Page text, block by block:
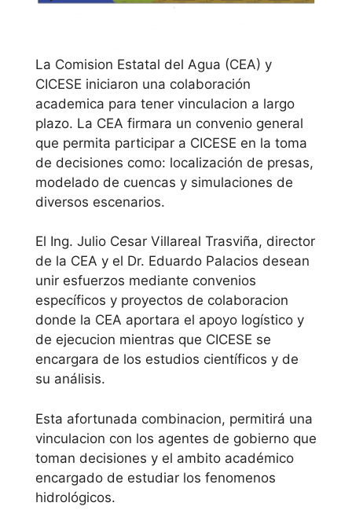
La Comision Estatal del Agua (CEA) y
CICESE iniciaron una colaboración
academica para tener vinculacion a largo
plazo. La CEA firmara un convenio general
que permita participar a CICESE en la toma
de decisiones como: localización de presas,
modelado de cuencas y simulaciones de
diversos escenarios.
El Ing. Julio Cesar Villareal Trasviña, director
de la CEA y el Dr. Eduardo Palacios desean
unir esfuerzos mediante convenios
específicos y proyectos de colaboracion
donde la CEA aportara el apoyo logístico y
de ejecucion mientras que CICESE se
encargara de los estudios científicos y de
su análisis.
Esta afortunada combinacion, permitirá una
vinculacion con los agentes de gobierno que
toman decisiones y el ambito académico
encargado de estudiar los fenomenos
hidrológicos.